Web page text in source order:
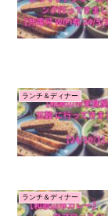
ランチ＆ディナー
ランチ＆ディナー